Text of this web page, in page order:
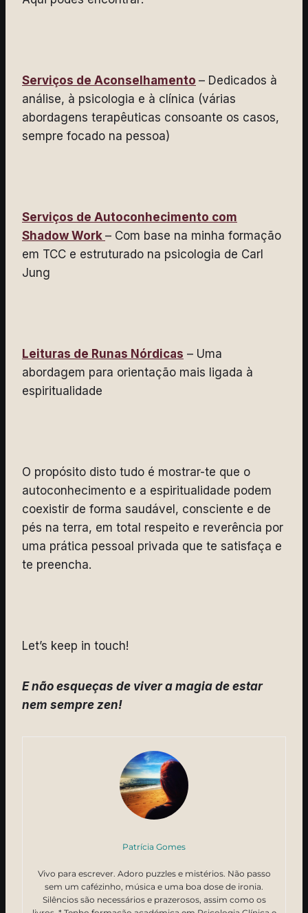
Serviços de Aconselhamento – Dedicados à
análise, à psicologia e à clínica (várias
abordagens terapêuticas consoante os casos,
sempre focado na pessoa)
Serviços de Autoconhecimento com
Shadow Work – Com base na minha formação
em TCC e estruturado na psicologia de Carl
Jung
Leituras de Runas Nórdicas – Uma
abordagem para orientação mais ligada à
espiritualidade
O propósito disto tudo é mostrar-te que o
autoconhecimento e a espiritualidade podem
coexistir de forma saudável, consciente e de
pés na terra, em total respeito e reverência por
uma prática pessoal privada que te satisfaça e
te preencha.
Let’s keep in touch!
E não esqueças de viver a magia de estar
nem sempre zen!
Patrícia Gomes
Vivo para escrever. Adoro puzzles e mistérios. Não passo
sem um cafézinho, música e uma boa dose de ironia.
Silêncios são necessários e prazerosos, assim como os